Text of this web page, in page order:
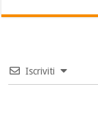
Iscriviti